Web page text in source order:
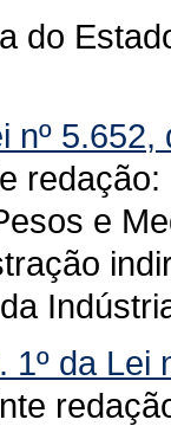
do
nº
redação:
e
1º da Lei